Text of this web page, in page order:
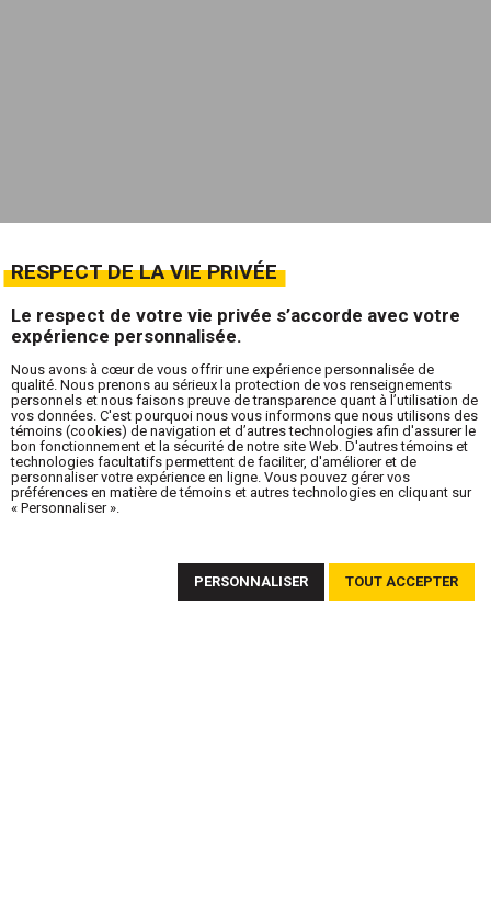
RESPECT DE LA VIE PRIVÉE
Le respect de votre vie privée s’accorde avec votre
expérience personnalisée.
Nous avons à cœur de vous offrir une expérience personnalisée de
qualité. Nous prenons au sérieux la protection de vos renseignements
personnels et nous faisons preuve de transparence quant à l’utilisation de
vos données. C'est pourquoi nous vous informons que nous utilisons des
témoins (cookies) de navigation et d’autres technologies afin d'assurer le
bon fonctionnement et la sécurité de notre site Web. D'autres témoins et
technologies facultatifs permettent de faciliter, d'améliorer et de
personnaliser votre expérience en ligne. Vous pouvez gérer vos
préférences en matière de témoins et autres technologies en cliquant sur
« Personnaliser ».